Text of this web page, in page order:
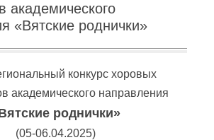
академического
«Вятские роднички»
конкурс хоровых
академического направления
роднички»
(05-06.04.2025)